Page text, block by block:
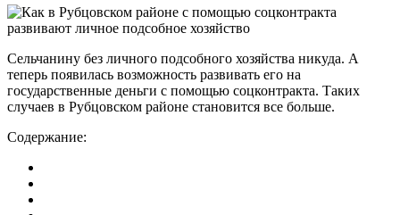
Сельчанину без личного подсобного хозяйства никуда. А
теперь появилась возможность развивать его на
государственные деньги с помощью соцконтракта. Таких
случаев в Рубцовском районе становится все больше.
Содержание: